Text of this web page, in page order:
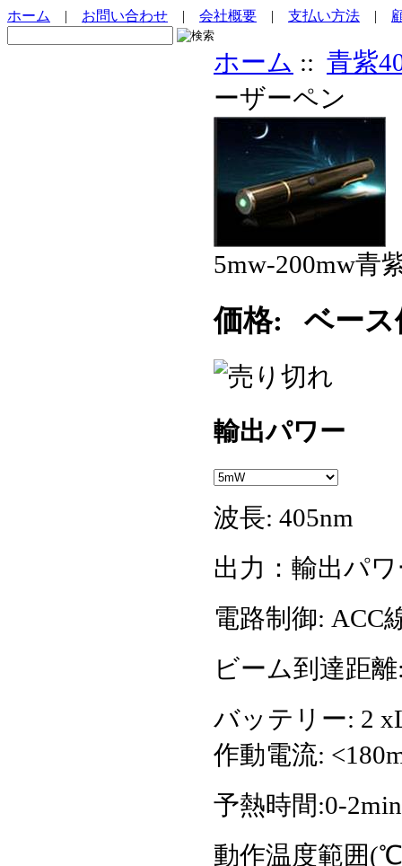
ホーム | お問い合わせ | 会社概要 | 支払い方法 |
ホーム :: 青紫
ーザーペン
5mw-200mw青
価格: ベース
輸出パワー
波長: 405nm
出力：輸出パワ
電路制御: ACC
ビーム到達距
バッテリー: 2
作動電流:
予熱時間:0-2min
動作温度範囲